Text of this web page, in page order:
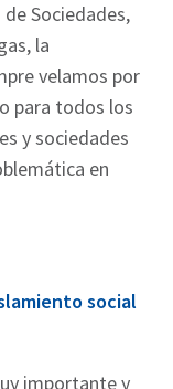
Sociedades,
la
velamos por
para todos los
y sociedades
en
social
importante y